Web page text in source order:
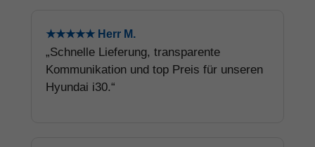
★★★★★ Herr M.
„Schnelle Lieferung, transparente
Kommunikation und top Preis für unseren
Hyundai i30.“